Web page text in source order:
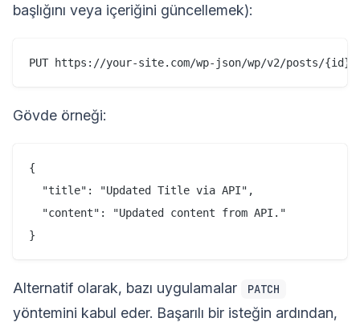
başlığını veya içeriğini güncellemek):
Gövde örneği:
{
  "title": "Updated Title via API",
  "content": "Updated content from API."
Alternatif olarak, bazı uygulamalar PATCH
yöntemini kabul eder. Başarılı bir isteğin ardından,